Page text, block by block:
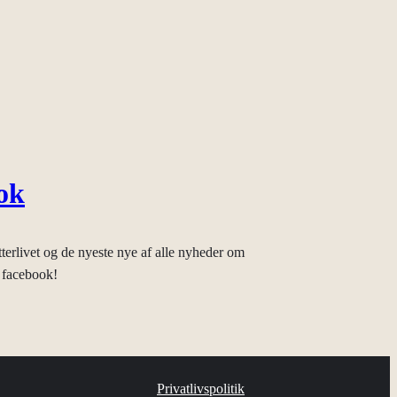
og de nyeste nye af alle nyheder om
Privatlivspolitik